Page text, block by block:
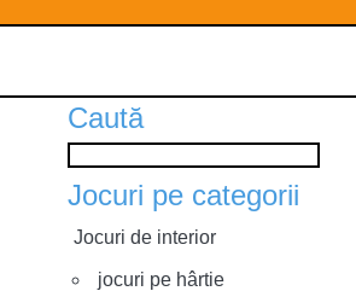
Caută
Jocuri pe categorii
Jocuri de interior
jocuri pe hârtie